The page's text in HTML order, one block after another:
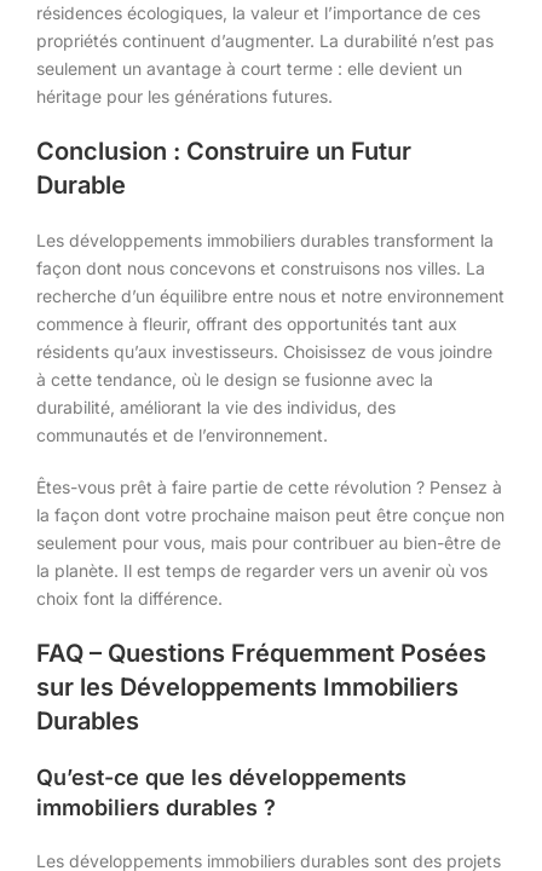
résidences écologiques, la valeur et l’importance de ces
propriétés continuent d’augmenter. La durabilité n’est pas
seulement un avantage à court terme : elle devient un
héritage pour les générations futures.
Conclusion : Construire un Futur
Durable
Les développements immobiliers durables transforment la
façon dont nous concevons et construisons nos villes. La
recherche d’un équilibre entre nous et notre environnement
commence à fleurir, offrant des opportunités tant aux
résidents qu’aux investisseurs. Choisissez de vous joindre
à cette tendance, où le design se fusionne avec la
durabilité, améliorant la vie des individus, des
communautés et de l’environnement.
Êtes-vous prêt à faire partie de cette révolution ? Pensez à
la façon dont votre prochaine maison peut être conçue non
seulement pour vous, mais pour contribuer au bien-être de
la planète. Il est temps de regarder vers un avenir où vos
choix font la différence.
FAQ – Questions Fréquemment Posées
sur les Développements Immobiliers
Durables
Qu’est-ce que les développements
immobiliers durables ?
Les développements immobiliers durables sont des projets